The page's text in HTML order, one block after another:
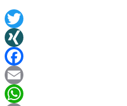
Twitter
XING
Facebook
Email